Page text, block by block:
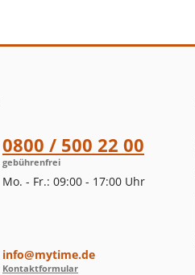
0800 / 500 22 00
gebührenfrei
Mo. - Fr.: 09:00 - 17:00 Uhr
info@mytime.de
Kontaktformular